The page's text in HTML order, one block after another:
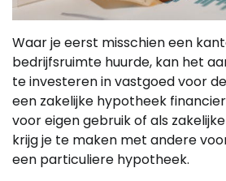
Waar je eerst misschien een
bedrijfsruimte huurde, kan het
te investeren in vastgoed voor
een zakelijke hypotheek
voor eigen gebruik of als
krijg je te maken met andere
een particuliere hypotheek.